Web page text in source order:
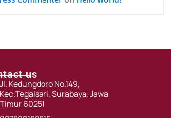
us
Jl. Kedungdoro No.149,
Kec.Tegalsari, Surabaya, Jawa
Timur 60251